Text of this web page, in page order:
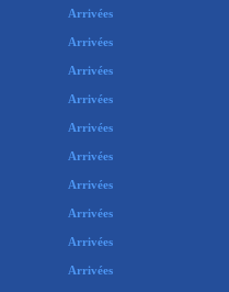
Arrivées
Arrivées
Arrivées
Arrivées
Arrivées
Arrivées
Arrivées
Arrivées
Arrivées
Arrivées